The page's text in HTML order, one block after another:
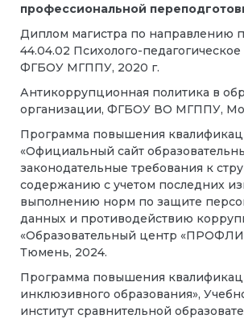
профессиональной
Диплом магистра по направлению
44.04.02 Психолого-
ФГБОУ МГППУ, 2020 г.
Антикоррупционная политика в
организации, ФГБОУ ВО МГППУ,
Программа повышения
«Официальный сайт
законодательные требования к
содержанию с учетом последних
выполнению норм по защите
данных и противодействию
«Образовательный центр
Тюмень, 2024.
Программа повышения
инклюзивного образования»,
институт сравнительной